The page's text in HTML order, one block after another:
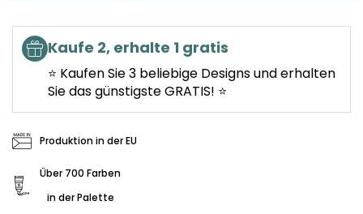
Kaufe 2, erhalte 1 gratis
⭐ Kaufen Sie 3 beliebige Designs und erhalten
Sie das günstigste GRATIS! ⭐
Produktion in der EU
Über 700 Farben
in der Palette